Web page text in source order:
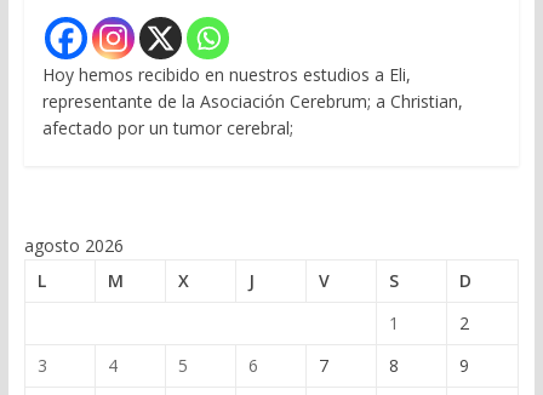
Hoy hemos recibido en nuestros estudios a Eli,
representante de la Asociación Cerebrum; a Christian,
afectado por un tumor cerebral;
agosto 2026
L
M X J V S
D
1
2
3
4 5 6 7 8
9